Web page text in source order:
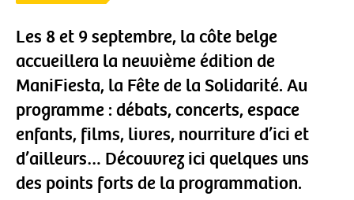
Les 8 et 9 septembre, la côte belge
accueillera la neuvième édition de
ManiFiesta, la Fête de la Solidarité. Au
programme : débats, concerts, espace
enfants, films, livres, nourriture d’ici et
d’ailleurs… Découvrez ici quelques uns
des points forts de la programmation.